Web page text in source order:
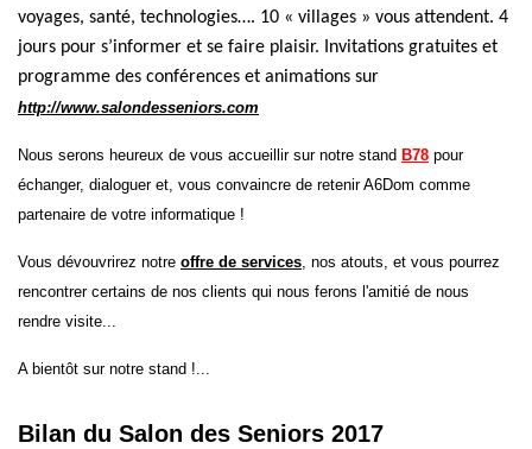
voyages, santé, technologies…. 10 « villages » vous attendent. 4
jours pour s’informer et se faire plaisir. Invitations gratuites et
programme des conférences et animations sur
http://www.salondesseniors.com
Nous serons heureux de vous accueillir sur notre stand B78 pour
échanger, dialoguer et, vous convaincre de retenir A6Dom comme
partenaire de votre informatique !
Vous dévouvrirez notre offre de services, nos atouts, et vous pourrez
rencontrer certains de nos clients qui nous ferons l'amitié de nous
rendre visite...
A bientôt sur notre stand !...
Bilan du Salon des Seniors 2017